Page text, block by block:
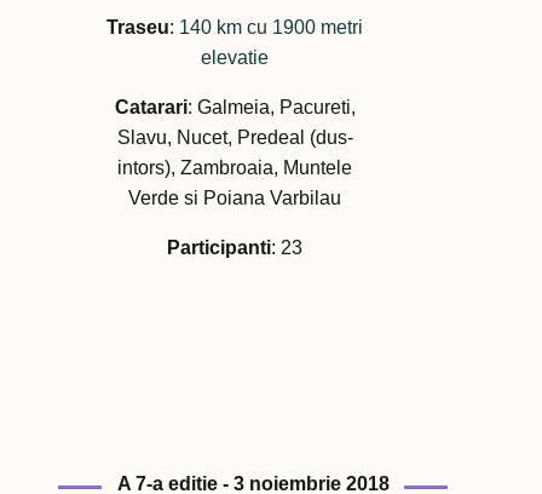
Traseu: 140 km cu 1900 metri
elevatie
Catarari: Galmeia, Pacureti,
Slavu, Nucet, Predeal (dus-
intors), Zambroaia, Muntele
Verde si Poiana Varbilau
Participanti: 23
A 7-a editie - 3 noiembrie 2018